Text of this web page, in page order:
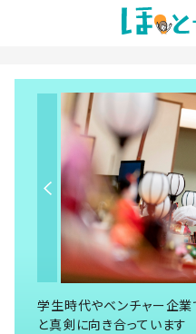
学生時代やベンチャー企業
と真剣に向き合っています